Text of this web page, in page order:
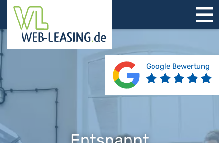
STARTSEITE
ÜBER UNS
PRODUKTE
REFERENZEN
BERATUNG
JOBS
KONTAKT
Google Bewertung